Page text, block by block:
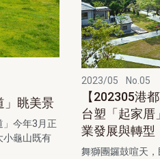
」眺美景
」今年3月正
小龜山既有
2023/05 No.05
【202305港
台塑「起家厝
業發展與轉型
舞獅團鑼鼓喧天